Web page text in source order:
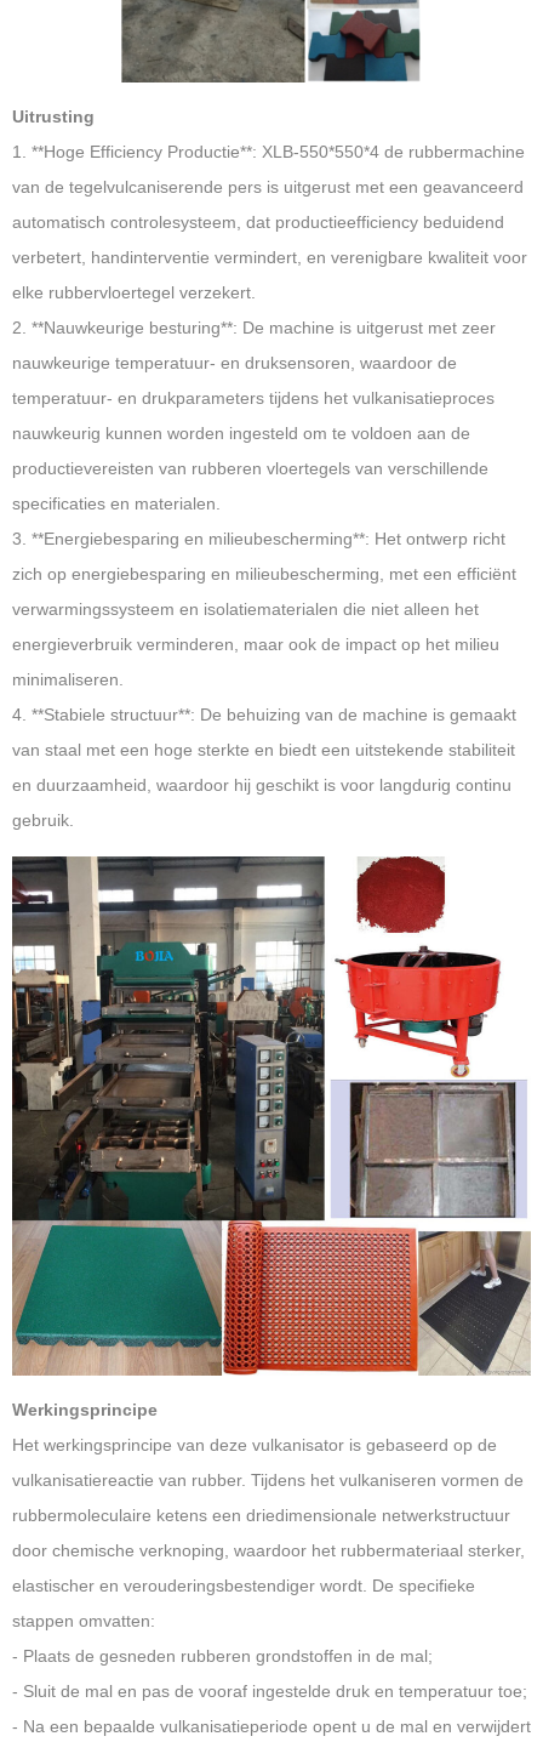
Uitrusting
1. **Hoge Efficiency Productie**: XLB-550*550*4 de rubbermachine
van de tegelvulcaniserende pers is uitgerust met een geavanceerd
automatisch controlesysteem, dat productieefficiency beduidend
verbetert, handinterventie vermindert, en verenigbare kwaliteit voor
elke rubbervloertegel verzekert.
2. **Nauwkeurige besturing**: De machine is uitgerust met zeer
nauwkeurige temperatuur- en druksensoren, waardoor de
temperatuur- en drukparameters tijdens het vulkanisatieproces
nauwkeurig kunnen worden ingesteld om te voldoen aan de
productievereisten van rubberen vloertegels van verschillende
specificaties en materialen.
3. **Energiebesparing en milieubescherming**: Het ontwerp richt
zich op energiebesparing en milieubescherming, met een efficiënt
verwarmingssysteem en isolatiematerialen die niet alleen het
energieverbruik verminderen, maar ook de impact op het milieu
minimaliseren.
4. **Stabiele structuur**: De behuizing van de machine is gemaakt
van staal met een hoge sterkte en biedt een uitstekende stabiliteit
en duurzaamheid, waardoor hij geschikt is voor langdurig continu
gebruik.
Werkingsprincipe
Het werkingsprincipe van deze vulkanisator is gebaseerd op de
vulkanisatiereactie van rubber. Tijdens het vulkaniseren vormen de
rubbermoleculaire ketens een driedimensionale netwerkstructuur
door chemische verknoping, waardoor het rubbermateriaal sterker,
elastischer en verouderingsbestendiger wordt. De specifieke
stappen omvatten:
- Plaats de gesneden rubberen grondstoffen in de mal;
- Sluit de mal en pas de vooraf ingestelde druk en temperatuur toe;
- Na een bepaalde vulkanisatieperiode opent u de mal en verwijdert